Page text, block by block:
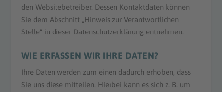
den Websitebetreiber. Dessen Kontaktdaten können
Sie dem Abschnitt „Hinweis zur Verantwortlichen
Stelle“ in dieser Datenschutzerklärung entnehmen.
WIE ERFASSEN WIR IHRE DATEN?
Ihre Daten werden zum einen dadurch erhoben, dass
Sie uns diese mitteilen. Hierbei kann es sich z. B. um